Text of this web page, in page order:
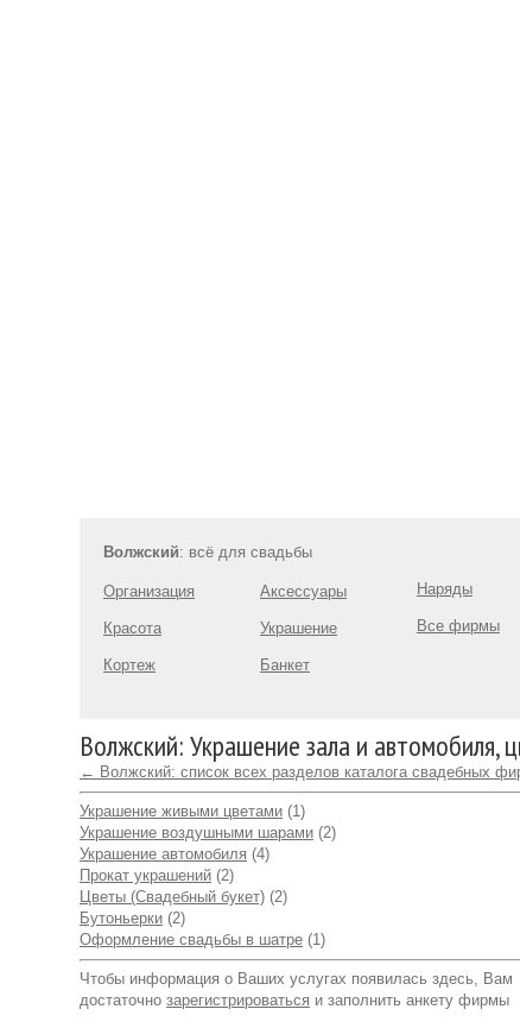
Волжский: всё для свадьбы
Организация
Красота
Кортеж
Аксессуары
Украшение
Банкет
Наряды
Все фирмы
Волжский: Украшение зала и автомобиля,
← Волжский: список всех разделов каталога свадебных
Украшение живыми цветами (1)
Украшение воздушными шарами (2)
Украшение автомобиля (4)
Прокат украшений (2)
Цветы (Свадебный букет) (2)
Бутоньерки (2)
Оформление свадьбы в шатре (1)
Чтобы информация о Ваших услугах появилась здесь, Вам
достаточно зарегистрироваться и заполнить анкету фирмы